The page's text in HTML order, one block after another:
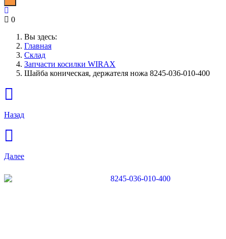
0
Вы здесь:
Главная
Склад
Запчасти косилки WIRAX
Шайба коническая, держателя ножа 8245-036-010-400
Назад
Далее